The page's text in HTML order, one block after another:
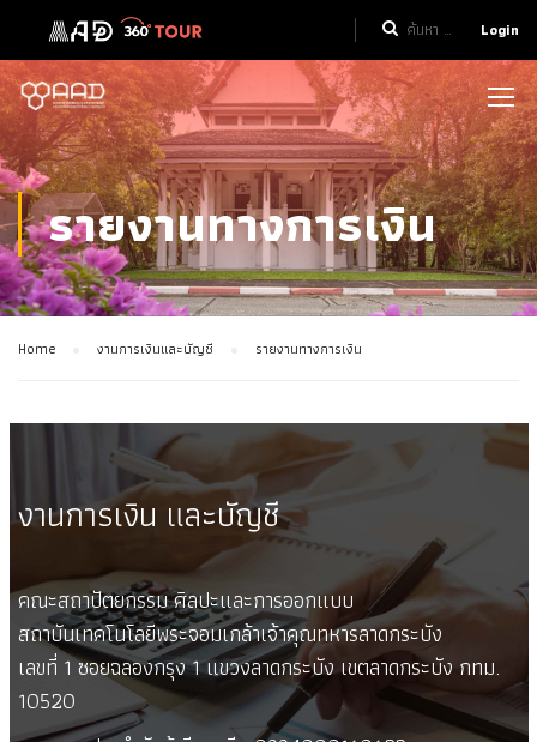
Login
รายงานทางการเงิน
Home งานการเงินและบัญชี รายงานทางการเงิน
งานการเงิน และบัญชี
คณะสถาปัตยกรรม ศิลปะและการออกแบบ
สถาบันเทคโนโลยีพระจอมเกล้าเจ้าคุณทหารลาดกระบัง
เลขที่ 1 ซอยฉลองกรุง 1 แขวงลาดกระบัง เขตลาดกระบัง กทม.
10520